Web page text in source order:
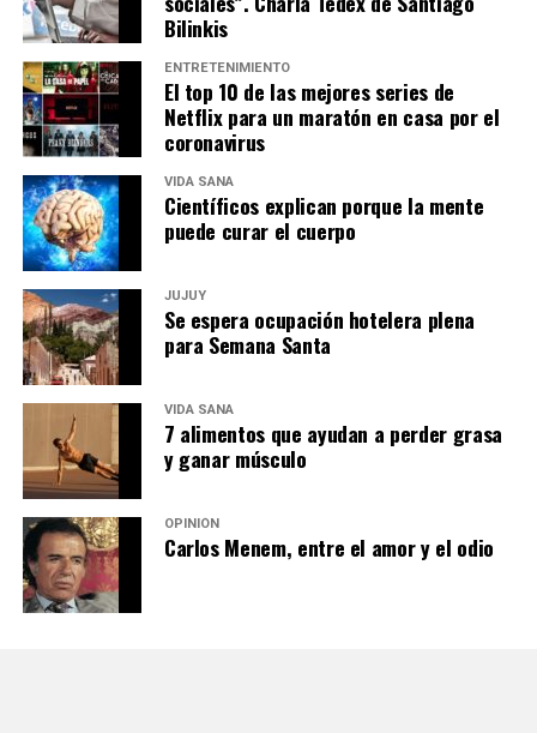
Bilinkis
ENTRETENIMIENTO
El top 10 de las mejores series de
Netflix para un maratón en casa por el
coronavirus
VIDA SANA
Científicos explican porque la mente
puede curar el cuerpo
JUJUY
Se espera ocupación hotelera plena
para Semana Santa
VIDA SANA
7 alimentos que ayudan a perder grasa
y ganar músculo
OPINIÓN
Carlos Menem, entre el amor y el odio